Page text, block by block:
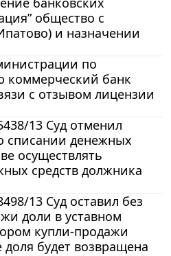
общество с
и назначении
по
коммерческий банк
с отзывом лицензии
13 Суд отменил
списании денежных
осуществлять
средств должника
13 Суд оставил без
доли в уставном
купли-продажи
будет возвращена